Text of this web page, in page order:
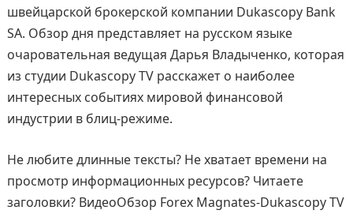
швейцарской брокерской компании Dukascopy Bank
SA. Обзор дня представляет на русском языке
очаровательная ведущая Дарья Владыченко, которая
из студии Dukascopy TV расскажет о наиболее
интересных событиях мировой финансовой
индустрии в блиц-режиме.
Не любите длинные тексты? Не хватает времени на
просмотр информационных ресурсов? Читаете
заголовки? ВидеоОбзор Forex Magnates-Dukascopy TV